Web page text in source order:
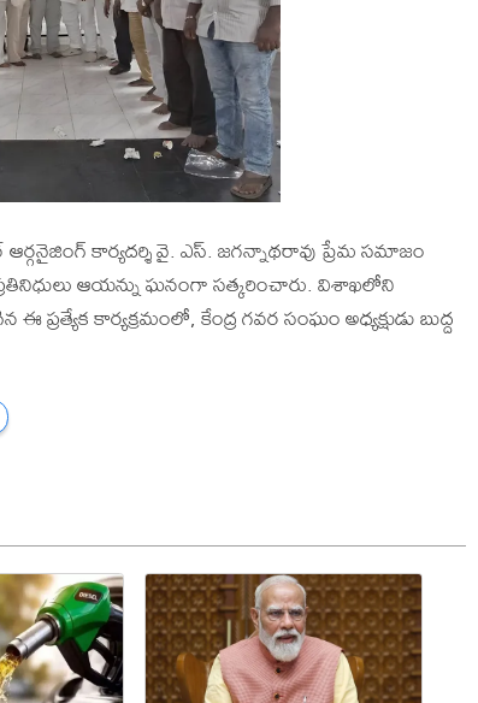
కార్యదర్శి వై. ఎస్. జగన్నాథరావు ప్రేమ సమాజం
ఆయన్ను ఘనంగా సత్కరించారు. విశాఖలోని
కార్యక్రమంలో, కేంద్ర గవర సంఘం అధ్యక్షుడు బుద్ద